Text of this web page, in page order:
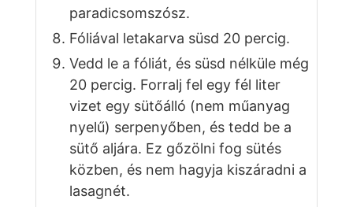
paradicsomszósz.
Fóliával letakarva süsd 20 percig.
Vedd le a fóliát, és süsd nélküle még
20 percig. Forralj fel egy fél liter
vizet egy sütőálló (nem műanyag
nyelű) serpenyőben, és tedd be a
sütő aljára. Ez gőzölni fog sütés
közben, és nem hagyja kiszáradni a
lasagnét.